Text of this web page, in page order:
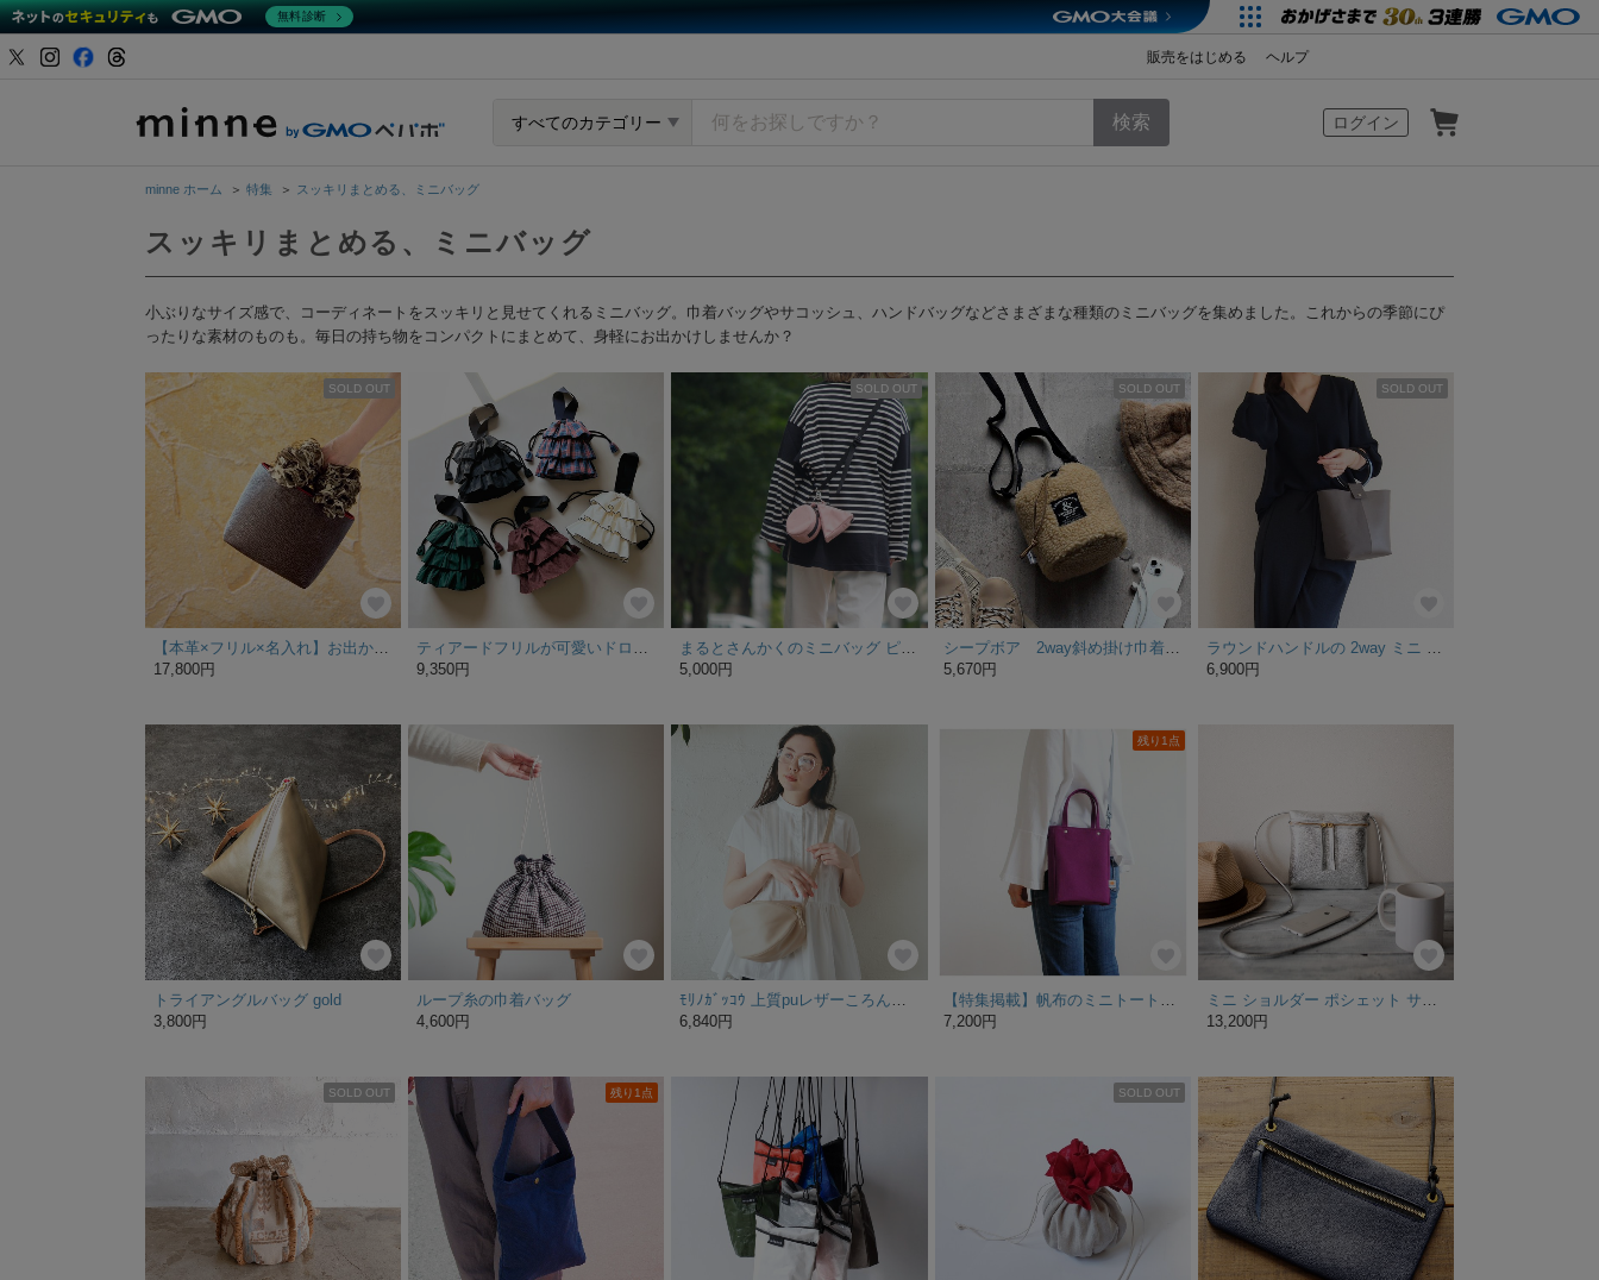
販売をはじめる ヘルプ
ログイン
すべてのカテゴリー
minne ホーム ＞ 特集 ＞ スッキリまとめる、ミニバッグ
スッキリまとめる、ミニバッグ
小ぶりなサイズ感で、コーディネートをスッキリと見せてくれるミニバッグ。巾着バッグやサコッシュ、ハンドバッグなどさまざまな種類のミニバッグを集めました。これからの季節にぴ
ったりな素材のものも。毎日の持ち物をコンパクトにまとめて、身軽にお出かけしませんか？
SOLD OUT
【本革×フリル×名入れ】お出かけトートバッグ/スッキリまとまるミニバッグ/シンプルミニトート♪
17,800円
ティアードフリルが可愛いドローストリングミニバッグ
9,350円
SOLD OUT
まるとさんかくのミニバッグ ピンク
5,000円
SOLD OUT
シープボア 2way斜め掛け巾着バッグ（ベージュ）
5,670円
SOLD OUT
ラウンドハンドルの 2way ミニ バッグ＜モカグレー＞
6,900円
トライアングルバッグ gold
3,800円
ループ糸の巾着バッグ
4,600円
ﾓﾘﾉｶﾞｯｺｳ 上質puレザーころんとポーチ (肩紐1.7cm幅タイプ ベージュ)｜koro-h-be
6,840円
残り1点
【特集掲載】帆布のミニトートサコッシュ（ディープパープル）《受注制作》 [ ショルダーバッグ ミニバッグ トートバッグ ポシェット 紫 ２way 2ウェイ ツーウェイ ]
7,200円
ミニ ショルダー ポシェット サコッシュ（本革）お出かけ 便利 【シルバー】
13,200円
SOLD OUT 残り1点 SOLD OUT
無料診断